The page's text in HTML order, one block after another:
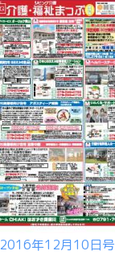
2016年12月10日号